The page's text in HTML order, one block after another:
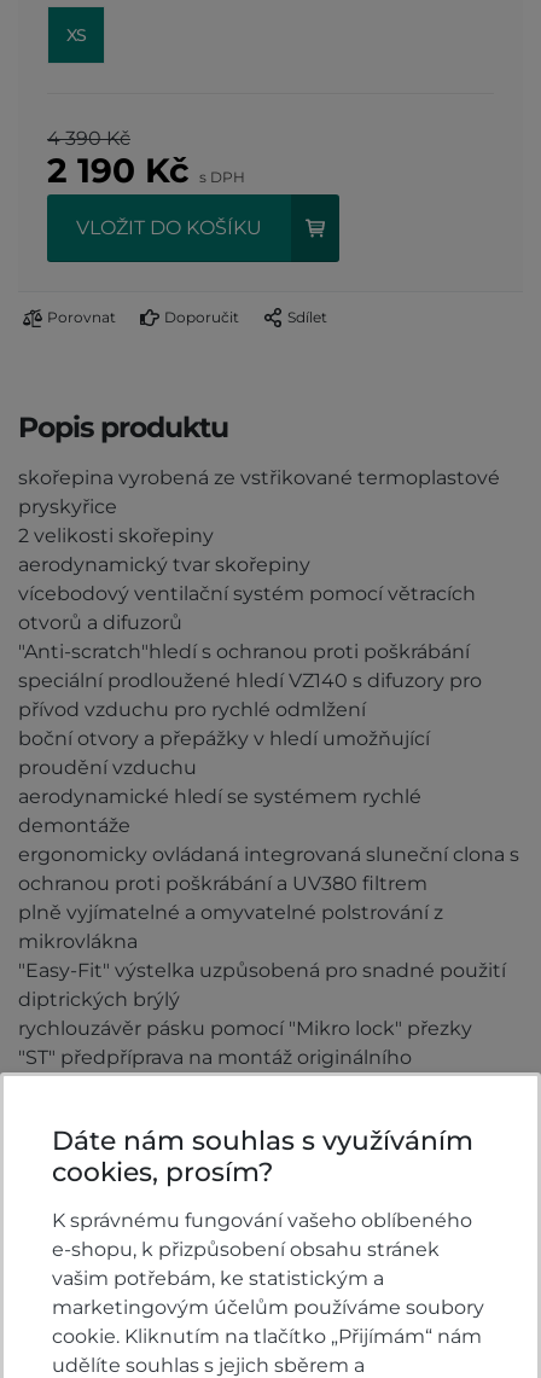
XS
4 390 Kč
2 190 Kč s DPH
VLOŽIT DO KOŠÍKU
Porovnat Doporučit Sdílet
Popis produktu
skořepina vyrobená ze vstřikované termoplastové
pryskyřice
2 velikosti skořepiny
aerodynamický tvar skořepiny
vícebodový ventilační systém pomocí větracích
otvorů a difuzorů
"Anti-scratch"hledí s ochranou proti poškrábání
speciální prodloužené hledí VZ140 s difuzory pro
přívod vzduchu pro rychlé odmlžení
boční otvory a přepážky v hledí umožňující
proudění vzduchu
aerodynamické hledí se systémem rychlé
demontáže
ergonomicky ovládaná integrovaná sluneční clona s
ochranou proti poškrábání a UV380 filtrem
plně vyjímatelné a omyvatelné polstrování z
mikrovlákna
"Easy-Fit" výstelka uzpůsobená pro snadné použití
diptrických brýlý
rychlouzávěr pásku pomocí "Mikro lock" přezky
"ST" předpříprava na montáž originálního
Vlastnosti
Barva:
Černá
Typ přilby:
Otevřené
Dáte nám souhlas s využíváním
cookies, prosím?
K správnému fungování vašeho oblíbeného
e-shopu, k přizpůsobení obsahu stránek
vašim potřebám, ke statistickým a
marketingovým účelům používáme soubory
cookie. Kliknutím na tlačítko „Přijímám“ nám
udělíte souhlas s jejich sběrem a